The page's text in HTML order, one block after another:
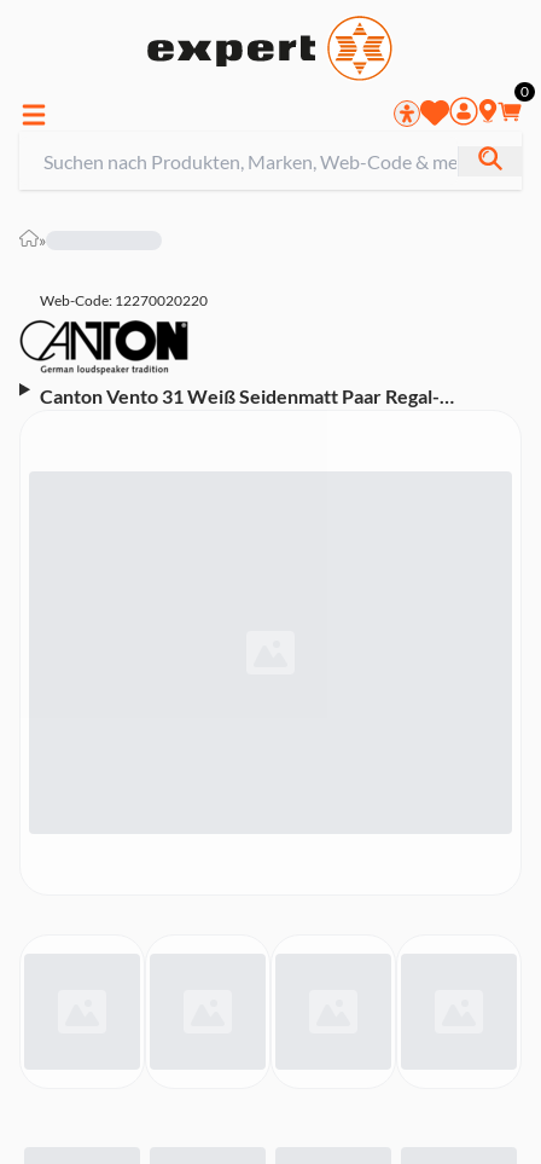
0
»
Web-Code: 12270020220
Canton Vento 31 Weiß Seidenmatt Paar Regal-